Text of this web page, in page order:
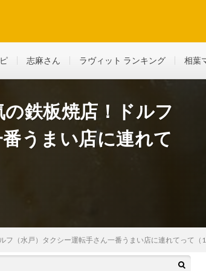
志麻さん ラヴィット ランキング 相葉
鉄板焼店！ドルフ
うまい店に連れて
フ（水戸）タクシー運転手さん一番うまい店に連れてって（